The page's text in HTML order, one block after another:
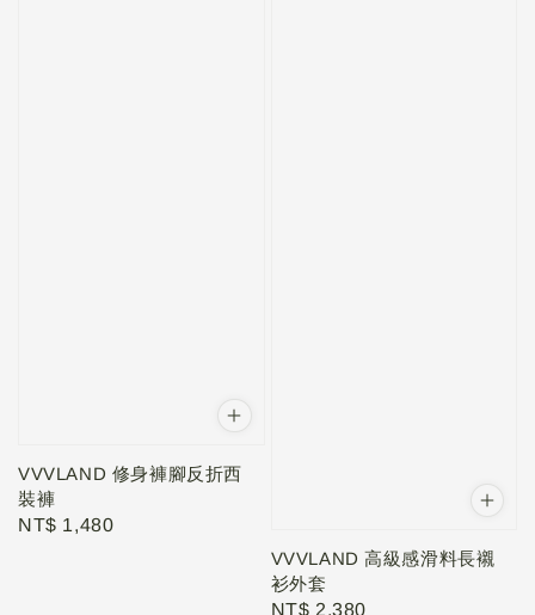
VVVLAND 修身褲腳反折西
裝褲
Regular
NT$ 1,480
VVVLAND 高級感滑料長襯
衫外套
Regular
NT$ 2,380